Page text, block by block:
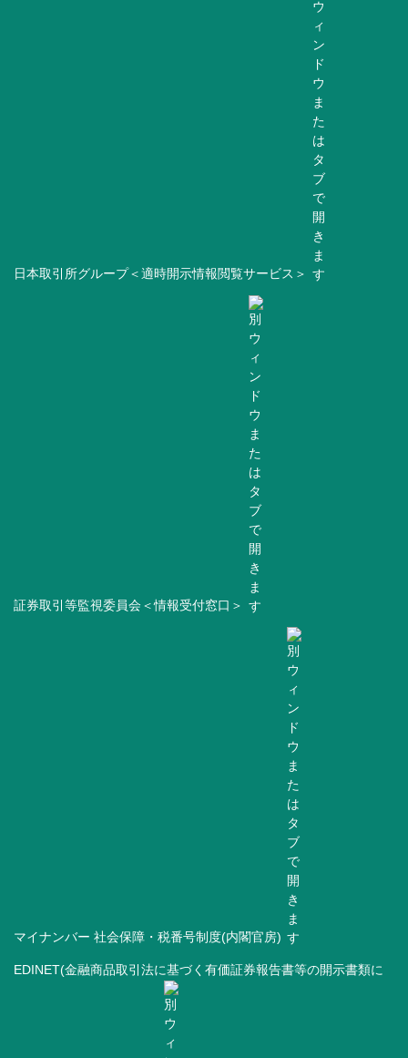
日本取引所グループ＜適時開示情報閲覧サービス＞
証券取引等監視委員会＜情報受付窓口＞
マイナンバー 社会保障・税番号制度(内閣官房)
EDINET(金融商品取引法に基づく有価証券報告書等の開示書類に